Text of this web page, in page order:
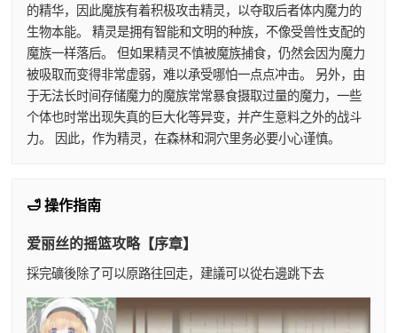
的精华，因此魔族有着积极攻击精灵，以夺取后者体内魔力的
生物本能。 精灵是拥有智能和文明的种族，不像受兽性支配的
魔族一样落后。 但如果精灵不慎被魔族捕食，仍然会因为魔力
被吸取而变得非常虚弱，难以承受哪怕一点点冲击。 另外，由
于无法长时间存储魔力的魔族常常暴食摄取过量的魔力，一些
个体也时常出现失真的巨大化等异变，并产生意料之外的战斗
力。 因此，作为精灵，在森林和洞穴里务必要小心谨慎。
🛁 操作指南
爱丽丝的摇篮攻略【序章】
採完礦後除了可以原路往回走，建議可以從右邊跳下去